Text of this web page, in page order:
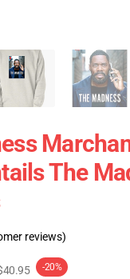
The
reviews)
-20%